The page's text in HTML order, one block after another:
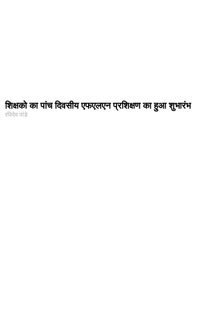
शिक्षको का पांच दिवसीय एफएलएन प्रशिक्षण का हुआ शुभारंभ
रविदेव पांडे